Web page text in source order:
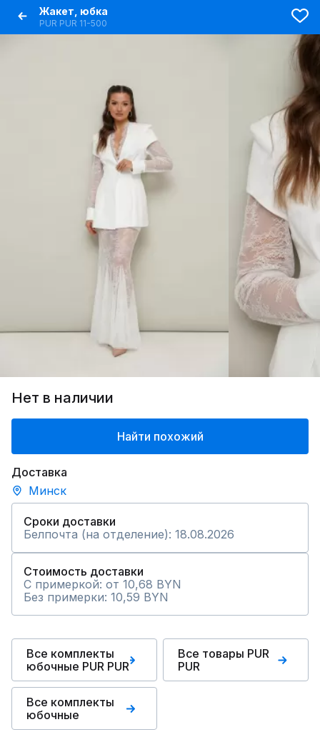
Жакет, юбка
PUR PUR 11-500
Нет в наличии
Найти похожий
Доставка
Минск
Сроки доставки
Белпочта (на отделение): 18.08.2026
Стоимость доставки
С примеркой: от 10,68 BYN
Без примерки: 10,59 BYN
Все комплекты
юбочные PUR PUR
Все товары PUR
PUR
Все комплекты
юбочные